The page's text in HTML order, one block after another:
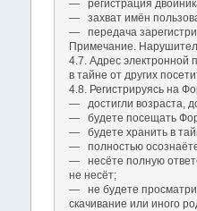
― регистрация
― захват имён
― передача
Примечание.
4.7. Адрес электронной
в тайне от других
4.8. Регистрируясь на
― достигли возраста,
― будете посещать
― будете хранить в
― полностью
― несёте полную
не несёт;
― не будете
скачивание или иного